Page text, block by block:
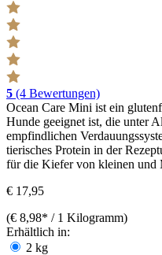
5 (4 Bewertungen)
Ocean Care Mini ist ein
Hunde geeignet ist, die unter
empfindlichen
tierisches Protein in der
für die Kiefer von kleinen und
€ 17,95
(€ 8,98* / 1 Kilogramm)
Erhältlich in:
2 kg